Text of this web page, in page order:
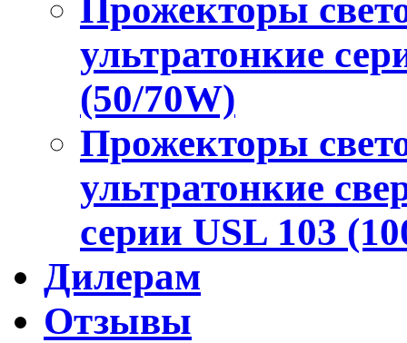
Прожекторы
ультратонкие
(50/70W)
Прожекторы
ультратонкие
серии USL 103
Дилерам
Отзывы